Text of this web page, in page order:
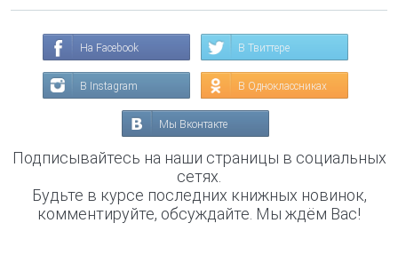
На Facebook В Твиттере
В Instagram В Одноклассниках
Мы Вконтакте
Подписывайтесь на наши страницы в социальных
сетях.
Будьте в курсе последних книжных новинок,
комментируйте, обсуждайте. Мы ждём Вас!